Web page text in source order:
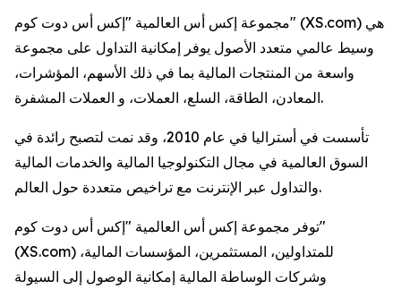
مجموعة إكس أس العالمية "إكس أس دوت كوم" (XS.com) هي
وسيط عالمي متعدد الأصول يوفر إمكانية التداول على مجموعة
واسعة من المنتجات المالية بما في ذلك الأسهم، المؤشرات،
المعادن، الطاقة، السلع، العملات، و العملات المشفرة.
تأسست في أستراليا في عام 2010، وقد نمت لتصبح رائدة في
السوق العالمية في مجال التكنولوجيا المالية والخدمات المالية
والتداول عبر الإنترنت مع تراخيص متعددة حول العالم.
توفر مجموعة إكس أس العالمية "إكس أس دوت كوم"
(XS.com) للمتداولين، المستثمرين، المؤسسات المالية،
وشركات الوساطة المالية إمكانية الوصول إلى السيولة